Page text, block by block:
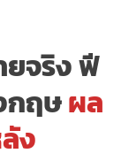
จริง ฟี
กฤษผล
ง